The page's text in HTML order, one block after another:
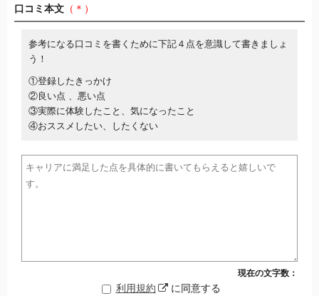
口コミ本文 （＊）
参考になる口コミを書くために下記４点を意識して書きましょ
う！
①登録したきっかけ
②良い点 、悪い点
③実際に体験したこと、気になったこと
④おススメしたい、したくない
現在の文字数：
利用規約 に同意する